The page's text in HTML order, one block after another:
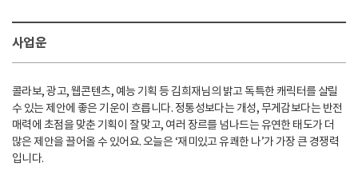
사업운
콜라보, 광고, 웹콘텐츠, 예능 기획 등 김희재님의 밝고 독특한 캐릭터를 살릴
수 있는 제안에 좋은 기운이 흐릅니다. 정통성보다는 개성, 무게감보다는 반전
매력에 초점을 맞춘 기획이 잘 맞고, 여러 장르를 넘나드는 유연한 태도가 더
많은 제안을 끌어올 수 있어요. 오늘은 ‘재미있고 유쾌한 나’가 가장 큰 경쟁력
입니다.